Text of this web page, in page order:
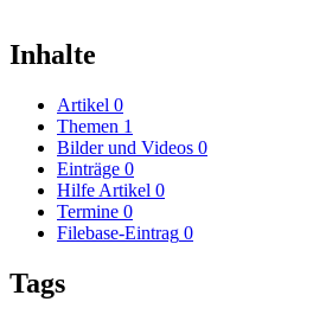
Inhalte
Artikel 0
Themen 1
Bilder und Videos 0
Einträge 0
Hilfe Artikel 0
Termine 0
Filebase-Eintrag 0
Tags